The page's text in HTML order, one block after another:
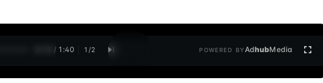
0:14 / 1:40 1 /2 POWERED BYAdhubMedia